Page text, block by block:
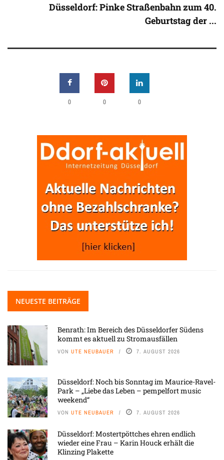
Düsseldorf: Pinke Straßenbahn zum 40.
Geburtstag der ...
0 0 0
NEUESTE BEITRÄGE
Benrath: Im Bereich des Düsseldorfer Südens
kommt es aktuell zu Stromausfällen
VON UTE NEUBAUER 7. AUGUST 2026
Düsseldorf: Noch bis Sonntag im Maurice-Ravel-
Park – „Liebe das Leben – pempelfort music
weekend“
VON UTE NEUBAUER 7. AUGUST 2026
Düsseldorf: Mostertpöttches ehren endlich
wieder eine Frau – Karin Houck erhält die
Klinzing Plakette